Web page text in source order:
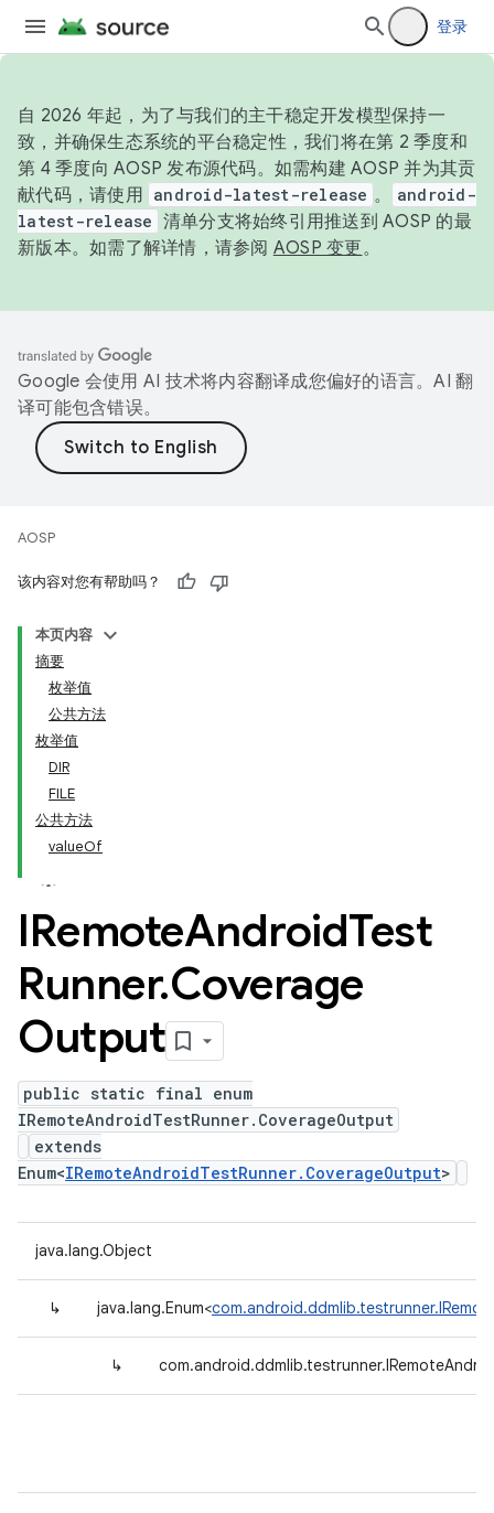
登录
自 2026 年起，为了与我们的主干稳定开发模型保持一
致，并确保生态系统的平台稳定性，我们将在第 2 季度和
第 4 季度向 AOSP 发布源代码。如需构建 AOSP 并为其贡
献代码，请使用 android-latest-release 。
android-
latest-release 清单分支将始终引用推送到 AOSP 的最
新版本。如需了解详情，请参阅 AOSP 变更。
Google 会使用 AI 技术将内容翻译成您偏好的语言。AI 翻
译可能包含错误。
AOSP
该内容对您有帮助吗？
本页内容
摘要
枚举值
公共方法
枚举值
DIR
FILE
公共方法
valueOf
IRemoteAndroidTest
Runner.Coverage
Output
public static final enum
IRemoteAndroidTestRunner.CoverageOutput
extends
Enum<IRemoteAndroidTestRunner.CoverageOutput>
java.lang.Object
↳ java.lang.Enum<
↳